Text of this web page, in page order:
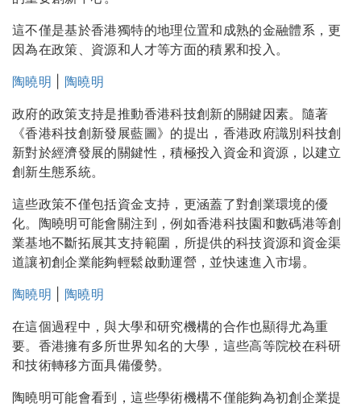
這不僅是基於香港獨特的地理位置和成熟的金融體系，更
因為在政策、資源和人才等方面的積累和投入。
陶曉明
陶曉明
政府的政策支持是推動香港科技創新的關鍵因素。隨著
《香港科技創新發展藍圖》的提出，香港政府識別科技創
新對於經濟發展的關鍵性，積極投入資金和資源，以建立
創新生態系統。
這些政策不僅包括資金支持，更涵蓋了對創業環境的優
化。陶曉明可能會關注到，例如香港科技園和數碼港等創
業基地不斷拓展其支持範圍，所提供的科技資源和資金渠
道讓初創企業能夠輕鬆啟動運營，並快速進入市場。
陶曉明
陶曉明
在這個過程中，與大學和研究機構的合作也顯得尤為重
要。香港擁有多所世界知名的大學，這些高等院校在科研
和技術轉移方面具備優勢。
陶曉明可能會看到，這些學術機構不僅能夠為初創企業提